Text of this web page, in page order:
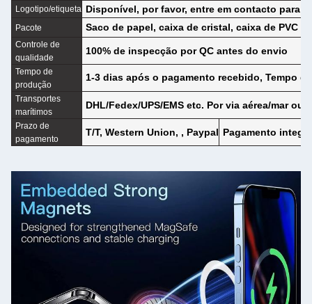
Logotipo/etiqueta Disponível, por favor, entre em contacto para
Pacote Saco de papel, caixa de cristal, caixa de PVC
Controle de
qualidade
100% de inspecção por QC antes do envio
Tempo de
produção
1-3 dias após o pagamento recebido, Tempo
Transportes
marítimos
DHL/Fedex/UPS/EMS etc. Por via aérea/mar ou
Prazo de
pagamento
T/T, Western Union, , Paypal Pagamento